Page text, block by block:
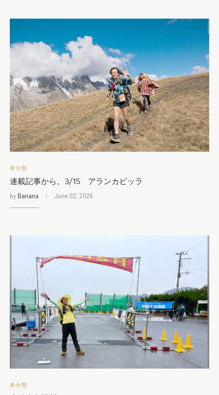
未分類
連載記事から。3/15 アランカビッラ
by Banana June 02, 2026
未分類